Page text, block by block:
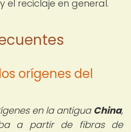
el reciclaje en general.
orígenes del
en la antigua China,
a partir de fibras de